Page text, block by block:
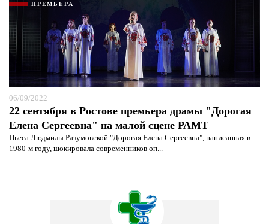
ПРЕМЬЕРА
06/09/2022
22 сентября в Ростове премьера драмы "Дорогая
Елена Сергеевна" на малой сцене РАМТ
Пьеса Людмилы Разумовской "Дорогая Елена Сергеевна", написанная в
1980-м году, шокировала современников оп...